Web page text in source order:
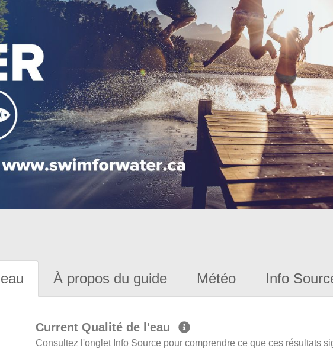
À propos du guide Météo Info
Current Qualité de l'eau
Consultez l'onglet Info Source pour comprendre ce que ces résultats